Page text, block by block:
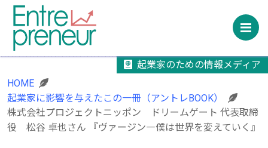
起業家のための情報メディア
HOME
起業家に影響を与えたこの一冊（アントレBOOK）
株式会社プロジェクトニッポン ドリームゲート 代表取締
役 松谷 卓也さん 『ヴァージン―僕は世界を変えていく』